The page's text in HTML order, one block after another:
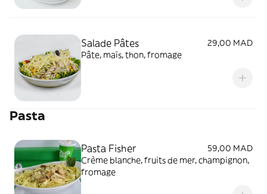
Salade Pâtes
29,00 MAD
Pâte, maïs, thon, fromage
Pasta
Pasta Fisher
59,00 MAD
Crème blanche, fruits de mer, champignon,
fromage